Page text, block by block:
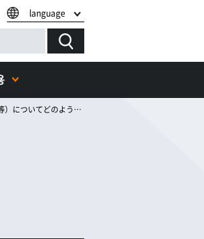
language
通行料金を不法に免れる不正通行（車載器の付替えによる車種軽減、料金所通過時の虚偽の申し出、強行突破等）についてどのように対処していますか？